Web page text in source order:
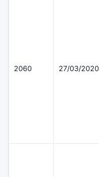
2060 27/03/2020